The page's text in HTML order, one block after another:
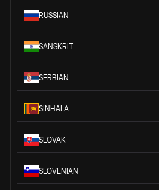
RUSSIAN
SANSKRIT
SERBIAN
SINHALA
SLOVAK
SLOVENIAN